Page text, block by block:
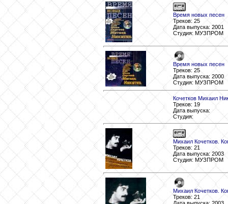
Время новых песен
Треков: 25
Дата выпуска: 2001
Студия: МУЗПРОМ
Время новых песен
Треков: 25
Дата выпуска: 2000
Студия: МУЗПРОМ
Кочетков Михаил
Треков: 19
Дата выпуска:
Студия:
Михаил Кочетков.
Треков: 21
Дата выпуска: 2003
Студия: МУЗПРОМ
Михаил Кочетков.
Треков: 21